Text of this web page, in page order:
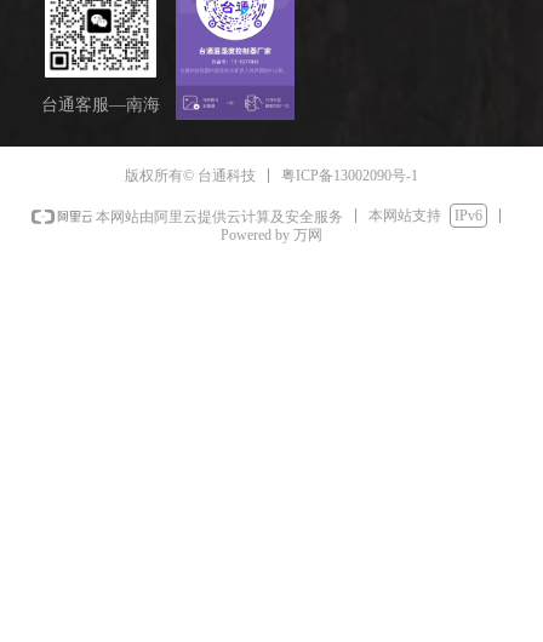
台通客服—南海
版权所有© 台通科技 粤ICP备13002090号-1
本网站由阿里云提供云计算及安全服务 本网站支持
IPv6
Powered by 万网